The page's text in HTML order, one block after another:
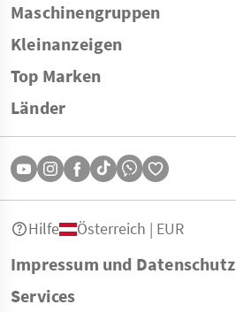
Maschinengruppen
Kleinanzeigen
Top Marken
Länder
Impressum und Datenschutz
Services
Hilfe Österreich | EUR